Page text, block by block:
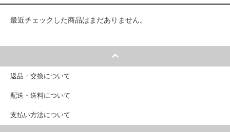
最近チェックした商品はまだありません。
返品・交換について
配送・送料について
支払い方法について